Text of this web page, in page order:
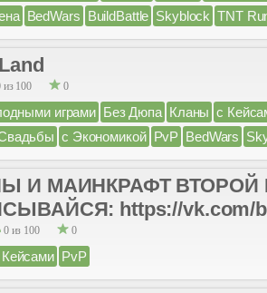
BedWars BuildBattle Skyblock TNT
из 100 0
играми Без Дюпа Кланы с
с Экономикой PvP BedWars
И МАИНКРАФТ ВТОРОЙ
https://vk.com/
0 из 100 0
PvP